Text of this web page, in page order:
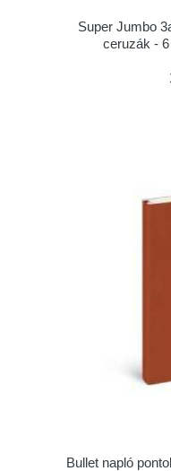
Super Jumbo
ceruzák -
Bullet napló